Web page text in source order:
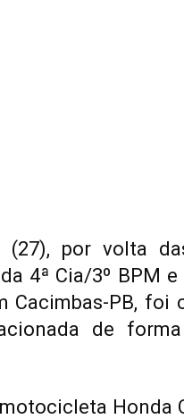
por volta
4ª Cia/3º BPM e
Cacimbas-PB, foi
de
Honda